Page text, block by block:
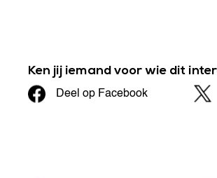
Ken jij iemand voor wie dit
Deel op Facebook